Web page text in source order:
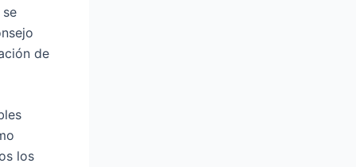
de
los